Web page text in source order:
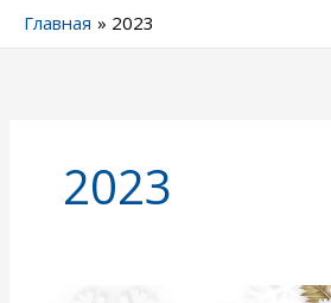
Главная 2023
2023